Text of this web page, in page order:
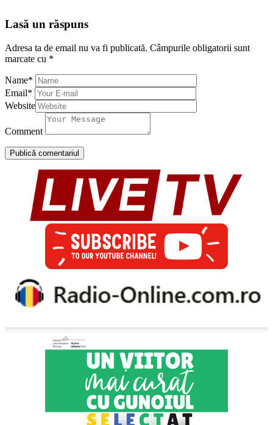
Lasă un răspuns
Adresa ta de email nu va fi publicată. Câmpurile obligatorii sunt
marcate cu *
Name*
Email*
Website
Comment